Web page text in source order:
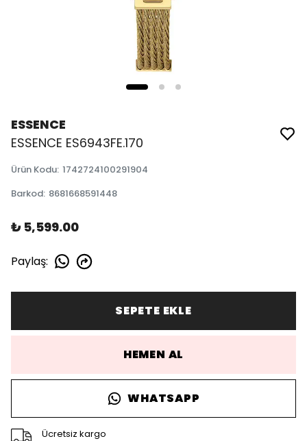
ESSENCE
ESSENCE ES6943FE.170
Ürün Kodu: 1742724100291904
Barkod: 8681668591448
₺ 5,599.00
Paylaş:
SEPETE EKLE
HEMEN AL
WHATSAPP
Ücretsiz kargo